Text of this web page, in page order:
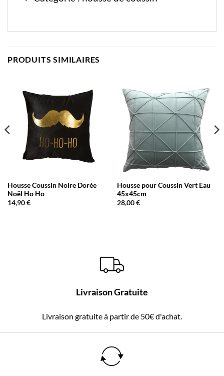
PRODUITS SIMILAIRES
Housse Coussin Noire Dorée
Noël Ho Ho
14,90€
Housse pour Coussin Vert Eau
45x45cm
28,00€
Livraison Gratuite
Livraison gratuite à partir de 50€ d'achat.